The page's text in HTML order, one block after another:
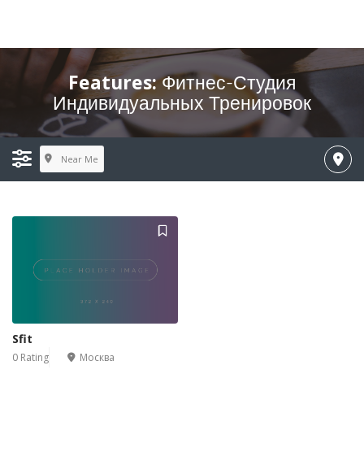
Features:Фитнес-Студия
Индивидуальных Тренировок
Near Me
Sfit
0 Rating Москва